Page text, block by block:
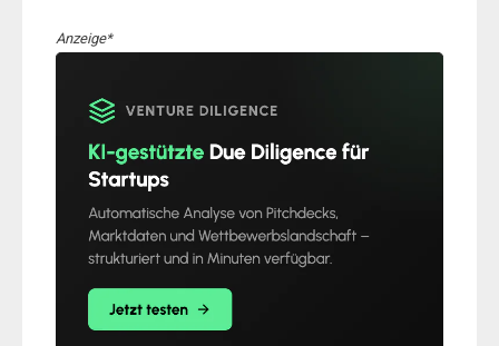
Anzeige*